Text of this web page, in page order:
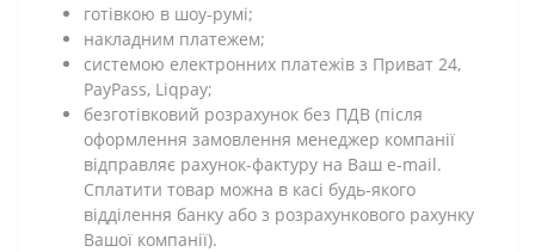
готівкою в шоу-румі;
накладним платежем;
системою електронних платежів з Приват 24,
PayPass, Liqpay;
безготівковий розрахунок без ПДВ (після
оформлення замовлення менеджер компанії
відправляє рахунок-фактуру на Ваш e-mail.
Сплатити товар можна в касі будь-якого
відділення банку або з розрахункового рахунку
Вашої компанії).